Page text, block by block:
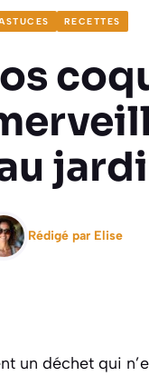
RECETTES
Rédigé par Elise
un déchet qui